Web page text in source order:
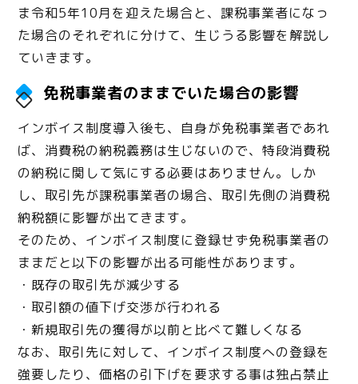
ま令和5年10月を迎えた場合と、課税事業者になっ
た場合のそれぞれに分けて、生じうる影響を解説し
ていきます。
免税事業者のままでいた場合の影響
インボイス制度導入後も、自身が免税事業者であれ
ば、消費税の納税義務は生じないので、特段消費税
の納税に関して気にする必要はありません。しか
し、取引先が課税事業者の場合、取引先側の消費税
納税額に影響が出てきます。
そのため、インボイス制度に登録せず免税事業者の
ままだと以下の影響が出る可能性があります。
・既存の取引先が減少する
・取引額の値下げ交渉が行われる
・新規取引先の獲得が以前と比べて難しくなる
なお、取引先に対して、インボイス制度への登録を
強要したり、価格の引下げを要求する事は独占禁止